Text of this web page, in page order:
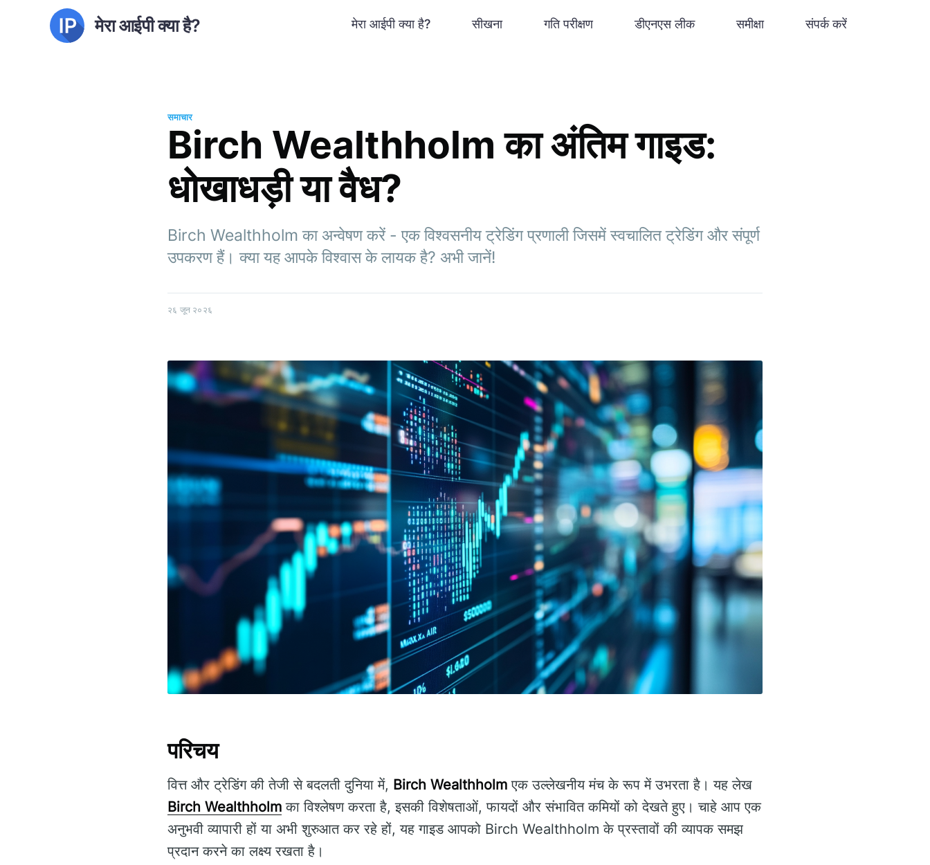
मेरा आईपी क्या है? मेरा आईपी क्या है? सीखना गति परीक्षण डीएनएस लीक समीक्षा संपर्क करें
समाचार
Birch Wealthholm का अंतिम गाइड:
धोखाधड़ी या वैध?
Birch Wealthholm का अन्वेषण करें - एक विश्वसनीय ट्रेडिंग प्रणाली जिसमें स्वचालित ट्रेडिंग और संपूर्ण
उपकरण हैं। क्या यह आपके विश्वास के लायक है? अभी जानें!
२६ जून २०२६
परिचय
वित्त और ट्रेडिंग की तेजी से बदलती दुनिया में, Birch Wealthholm एक उल्लेखनीय मंच के रूप में उभरता है। यह लेख
Birch Wealthholm का विश्लेषण करता है, इसकी विशेषताओं, फायदों और संभावित कमियों को देखते हुए। चाहे आप एक
अनुभवी व्यापारी हों या अभी शुरुआत कर रहे हों, यह गाइड आपको Birch Wealthholm के प्रस्तावों की व्यापक समझ
प्रदान करने का लक्ष्य रखता है।